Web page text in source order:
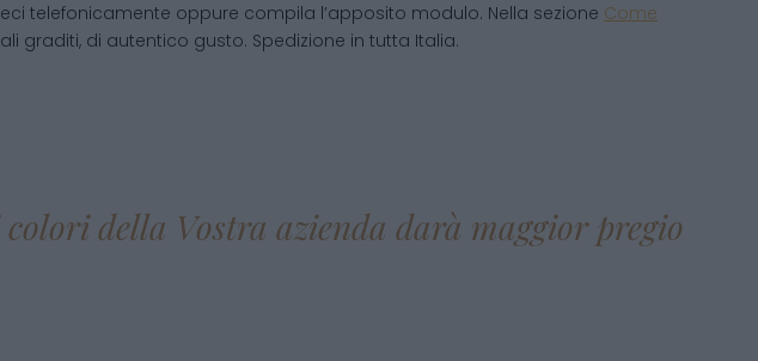
telefonicamente oppure compila l’apposito modulo. Nella sezione Come
graditi, di autentico gusto. Spedizione in tutta Italia.
della Vostra azienda darà maggior pregio